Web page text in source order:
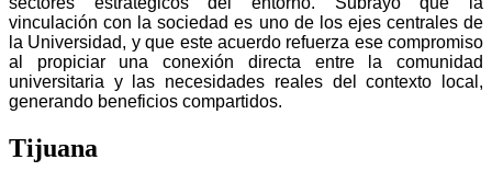
vinculación con la sociedad es uno de los ejes centrales de
la Universidad, y que este acuerdo refuerza ese compromiso
al propiciar una conexión directa entre la comunidad
universitaria y las necesidades reales del contexto local,
generando beneficios compartidos.
Tijuana